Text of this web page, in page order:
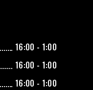
16:00 - 1:00
16:00 - 1:00
16:00 - 1:00